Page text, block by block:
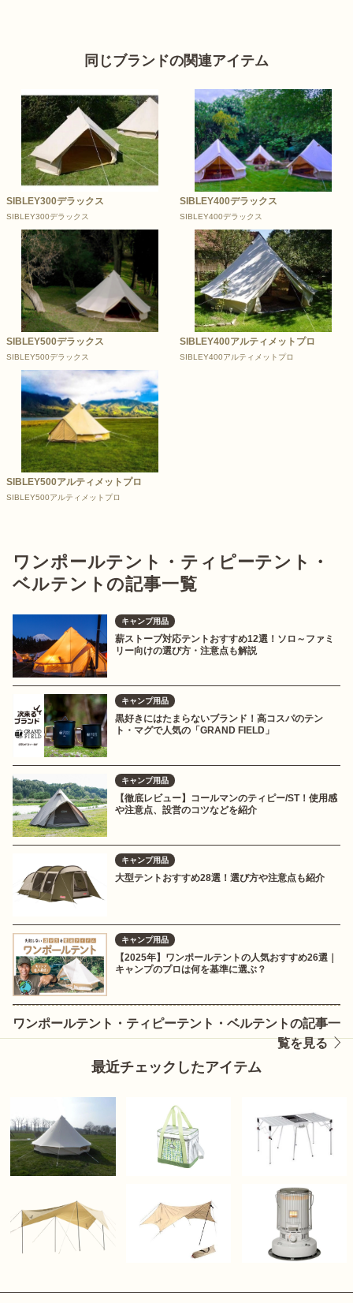
同じブランドの関連アイテム
SIBLEY300デラックス
SIBLEY300デラックス
SIBLEY400デラックス
SIBLEY400デラックス
SIBLEY500デラックス
SIBLEY500デラックス
SIBLEY400アルティメットプロ
SIBLEY400アルティメットプロ
SIBLEY500アルティメットプロ
SIBLEY500アルティメットプロ
ワンポールテント・ティピーテント・
ベルテントの記事一覧
キャンプ用品
薪ストーブ対応テントおすすめ12選！ソロ～ファミ
リー向けの選び方・注意点も解説
キャンプ用品
黒好きにはたまらないブランド！高コスパのテン
ト・マグで人気の「GRAND FIELD」
キャンプ用品
【徹底レビュー】コールマンのティピー/ST！使用感
や注意点、設営のコツなどを紹介
キャンプ用品
大型テントおすすめ28選！選び方や注意点も紹介
キャンプ用品
【2025年】ワンポールテントの人気おすすめ26選｜
キャンプのプロは何を基準に選ぶ？
ワンポールテント・ティピーテント・ベルテントの記事一
覧を見る
最近チェックしたアイテム